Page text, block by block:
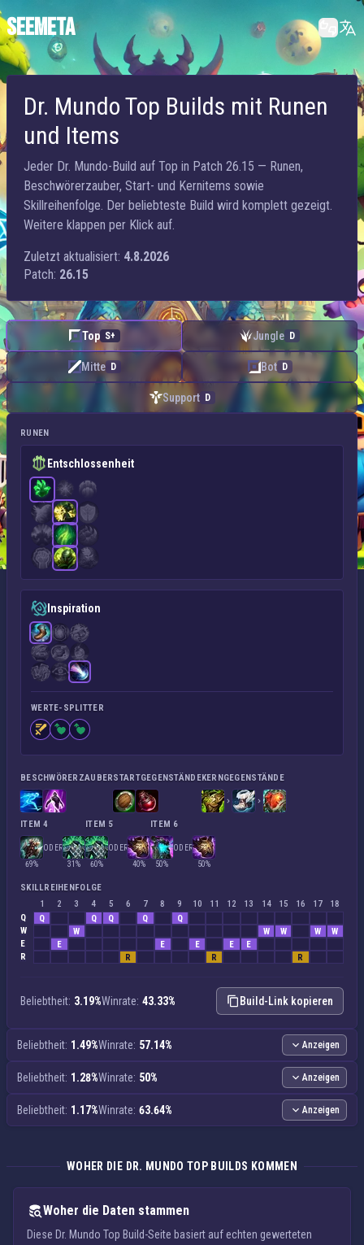
SEEMETA
Dr. Mundo Top Builds mit Runen
und Items
Jeder Dr. Mundo-Build auf Top in Patch 26.15 — Runen,
Beschwörerzauber, Start- und Kernitems sowie
Skillreihenfolge. Der beliebteste Build wird komplett gezeigt.
Weitere klappen per Klick auf.
Zuletzt aktualisiert: 4.8.2026
Patch: 26.15
Top S+ Jungle D
Mitte D Bot D
Support D
RUNEN
Entschlossenheit
Inspiration
WERTE-SPLITTER
BESCHWÖRERZAUBERSTARTGEGENSTÄNDEKERNGEGENSTÄNDE
ITEM 4
69%
ODER
31%
ITEM 5
60%
ODER
40%
ITEM 6
50%
ODER
50%
SKILLREIHENFOLGE
1
2 3 4 5 6 7 8 9 10 11 12 13 14 15 16 17
18
Q
Q Q Q Q
Q
W
W W W W
W
E
E E E E
E
R
R R R
Beliebtheit: 3.19%Winrate: 43.33% Build-Link kopieren
Beliebtheit: 1.49%Winrate: 57.14% Anzeigen
Beliebtheit: 1.28%Winrate: 50% Anzeigen
Beliebtheit: 1.17%Winrate: 63.64% Anzeigen
WOHER DIE DR. MUNDO TOP BUILDS KOMMEN
Woher die Daten stammen
Diese Dr. Mundo Top Build-Seite basiert auf echten gewerteten